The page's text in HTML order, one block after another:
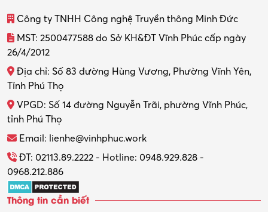
Công ty TNHH Công nghệ Truyền thông Minh Đức
MST: 2500477588 do Sở KH&ĐT Vĩnh Phúc cấp ngày
26/4/2012
Địa chỉ: Số 83 đường Hùng Vương, Phường Vĩnh Yên,
Tỉnh Phú Thọ
VPGD: Số 14 đường Nguyễn Trãi, phường Vĩnh Phúc,
tỉnh Phú Thọ
Email: lienhe@vinhphuc.work
ĐT: 02113.89.2222 - Hotline: 0948.929.828 -
0968.212.886
Thông tin cần biết